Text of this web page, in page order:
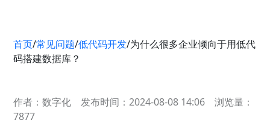
首页/常见问题/低代码开发/为什么很多企业倾向于用低代
码搭建数据库？
作者：数字化 发布时间：2024-08-08 14:06
浏览量：
7877